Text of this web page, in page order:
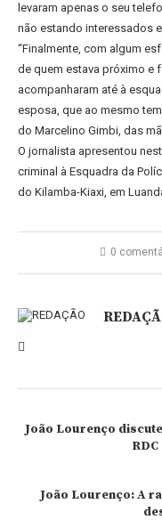
levaram apenas o seu
não estando interessados
“Finalmente, com algum
de quem estava próximo e
acompanharam até à
esposa, que ao mesmo
do Marcelino Gimbi, das
O jornalista apresentou
criminal à Esquadra da
do Kilamba-Kiaxi, em
0
João Lourenço
João Lourenço: A